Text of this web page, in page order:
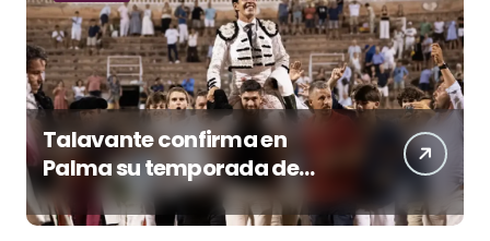
Talavante confirma en
Palma su temporada de
figura y el palco niega el
premio a Roca Rey